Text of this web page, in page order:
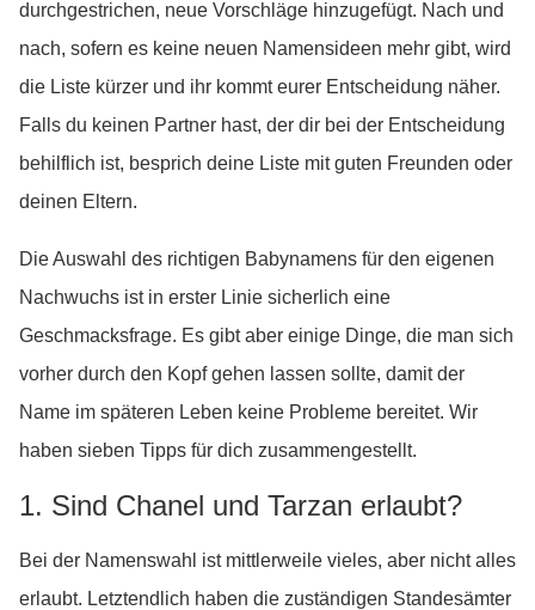
durchgestrichen, neue Vorschläge hinzugefügt. Nach und
nach, sofern es keine neuen Namensideen mehr gibt, wird
die Liste kürzer und ihr kommt eurer Entscheidung näher.
Falls du keinen Partner hast, der dir bei der Entscheidung
behilflich ist, besprich deine Liste mit guten Freunden oder
deinen Eltern.
Die Auswahl des richtigen Babynamens für den eigenen
Nachwuchs ist in erster Linie sicherlich eine
Geschmacksfrage. Es gibt aber einige Dinge, die man sich
vorher durch den Kopf gehen lassen sollte, damit der
Name im späteren Leben keine Probleme bereitet. Wir
haben sieben Tipps für dich zusammengestellt.
1. Sind Chanel und Tarzan erlaubt?
Bei der Namenswahl ist mittlerweile vieles, aber nicht alles
erlaubt. Letztendlich haben die zuständigen Standesämter